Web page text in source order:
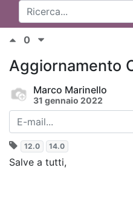
0
Aggiornamento
Marco Marinello
31 gennaio 2022
12.0 14.0
Salve a tutti,